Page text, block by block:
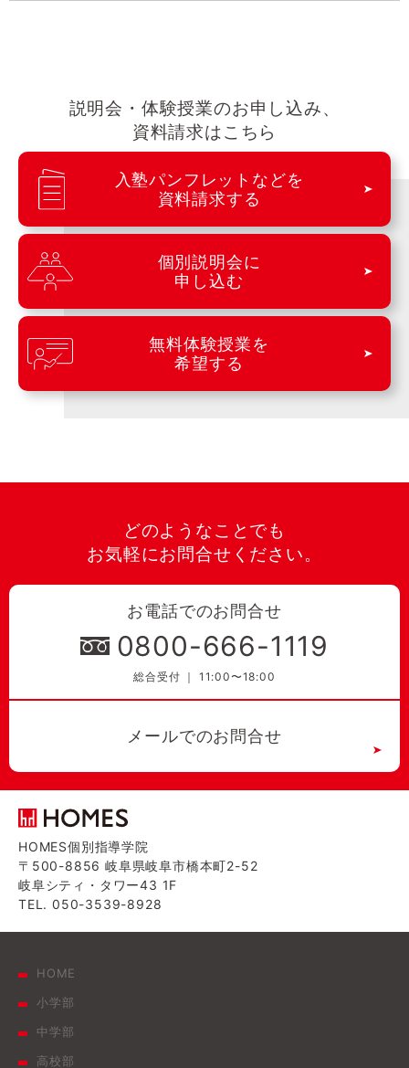
説明会・体験授業のお申し込み、
資料請求はこちら
入塾パンフレットなどを
資料請求する
個別説明会に
申し込む
無料体験授業を
希望する
どのようなことでも
お気軽にお問合せください。
お電話でのお問合せ
0800-666-1119
総合受付 ｜ 11:00〜18:00
メールでのお問合せ
HOMES個別指導学院
〒500-8856 岐阜県岐阜市橋本町2-52
岐阜シティ・タワー43 1F
TEL. 050-3539-8928
HOME
小学部
中学部
高校部